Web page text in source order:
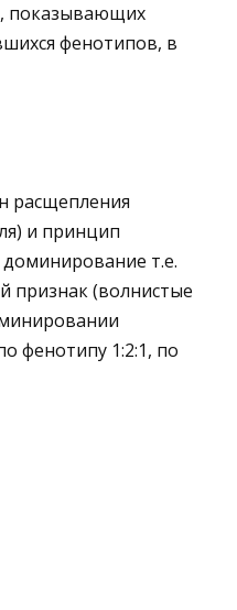
показывающих
фенотипов, в
расщепления
и принцип
т.е.
признак (волнистые
фенотипу 1:2:1, по